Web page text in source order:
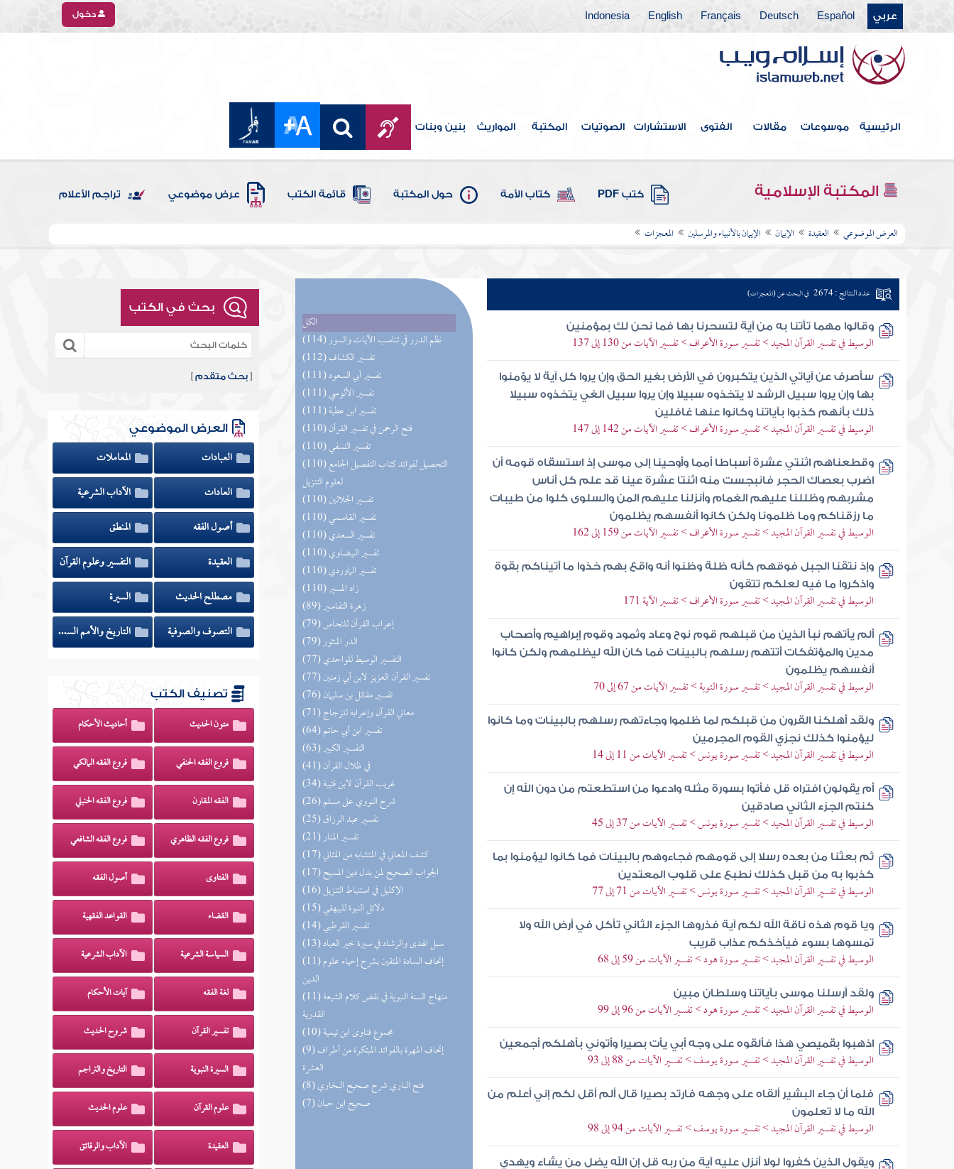
عربي Español
Deutsch
Français
English
Indonesia دخول
الرئيسية موسوعات مقالات الفتوى الاستشارات الصوتيات المكتبة المواريث بنين وبنات
المكتبة الإسلامية كتب PDF كتاب الأمة حول المكتبة قائمة الكتب عرض موضوعي تراجم الأعلام
العرض الموضوعي العقيدة الإيمان الإيمان بالأنبياء والمرسلين المعجزات
الكل
(114) نظم الدرر في تناسب الآيات والسور
(112) تفسير الكشاف
(111) تفسير أبي السعود
(111) تفسير الألوسي
(111) تفسير ابن عطية
(110) فتح الرحمن في تفسير القرآن
(110) تفسير النسفي
(110) التحصيل لفوائد كتاب التفصيل الجامع
لعلوم التنزيل
(110) تفسير الجلالين
(110) تفسير القاسمي
(110) تفسير السعدي
(110) تفسير البيضاوي
(110) تفسير الماوردي
(110) زاد المسير
(89) زهرة التفاسير
(79) إعراب القرآن للنحاس
(79) الدر المنثور
(77) التفسير الوسيط للواحدي
(77) تفسير القرآن العزيز لابن أبي زمنين
(76) تفسير مقاتل بن سليمان
(71) معاني القرآن وإعرابه للزجاج
(64) تفسير ابن أبي حاتم
(63) التفسير الكبير
(41) في ظلال القرآن
(34) غريب القرآن لابن قتيبة
(26) شرح النووي على مسلم
(25) تفسير عبد الرزاق
(21) تفسير المنار
(17) كشف المعاني في المتشابه من المثاني
(17) الجواب الصحيح لمن بدل دين المسيح
(16) الإكليل في استنباط التنزيل
(15) دلائل النبوة للبيهقي
(14) تفسير القرطبي
(13) سبل الهدى والرشاد في سيرة خير العباد
(11) إتحاف السادة المتقين بشرح إحياء علوم
الدين
(11) منهاج السنة النبوية في نقض كلام الشيعة
القدرية
(10) مجموع فتاوى ابن تيمية
(9) إتحاف المهرة بالفوائد المبتكرة من أطراف
العشرة
(8) فتح الباري شرح صحيح البخاري
(7) صحيح ابن حبان
عدد النتائج : 2674 في البحث عن (المعجزات)
وقالوا مهما تأتنا به من آية لتسحرنا بها فما نحن لك بمؤمنين
الوسيط في تفسير القرآن المجيد > تفسير سورة الأعراف > تفسير الآيات من 130 إلى 137
سأصرف عن آياتي الذين يتكبرون في الأرض بغير الحق وإن يروا كل آية لا يؤمنوا
بها وإن يروا سبيل الرشد لا يتخذوه سبيلا وإن يروا سبيل الغي يتخذوه سبيلا
ذلك بأنهم كذبوا بآياتنا وكانوا عنها غافلين
الوسيط في تفسير القرآن المجيد > تفسير سورة الأعراف > تفسير الآيات من 142 إلى 147
وقطعناهم اثنتي عشرة أسباطا أمما وأوحينا إلى موسى إذ استسقاه قومه أن
اضرب بعصاك الحجر فانبجست منه اثنتا عشرة عينا قد علم كل أناس
مشربهم وظللنا عليهم الغمام وأنزلنا عليهم المن والسلوى كلوا من طيبات
ما رزقناكم وما ظلمونا ولكن كانوا أنفسهم يظلمون
الوسيط في تفسير القرآن المجيد > تفسير سورة الأعراف > تفسير الآيات من 159 إلى 162
وإذ نتقنا الجبل فوقهم كأنه ظلة وظنوا أنه واقع بهم خذوا ما آتيناكم بقوة
واذكروا ما فيه لعلكم تتقون
الوسيط في تفسير القرآن المجيد > تفسير سورة الأعراف > تفسير الآية 171
ألم يأتهم نبأ الذين من قبلهم قوم نوح وعاد وثمود وقوم إبراهيم وأصحاب
مدين والمؤتفكات أتتهم رسلهم بالبينات فما كان الله ليظلمهم ولكن كانوا
أنفسهم يظلمون
الوسيط في تفسير القرآن المجيد > تفسير سورة التوبة > تفسير الآيات من 67 إلى 70
ولقد أهلكنا القرون من قبلكم لما ظلموا وجاءتهم رسلهم بالبينات وما كانوا
ليؤمنوا كذلك نجزي القوم المجرمين
الوسيط في تفسير القرآن المجيد > تفسير سورة يونس > تفسير الآيات من 11 إلى 14
أم يقولون افتراه قل فأتوا بسورة مثله وادعوا من استطعتم من دون الله إن
كنتم الجزء الثاني صادقين
الوسيط في تفسير القرآن المجيد > تفسير سورة يونس > تفسير الآيات من 37 إلى 45
ثم بعثنا من بعده رسلا إلى قومهم فجاءوهم بالبينات فما كانوا ليؤمنوا بما
كذبوا به من قبل كذلك نطبع على قلوب المعتدين
الوسيط في تفسير القرآن المجيد > تفسير سورة يونس > تفسير الآيات من 71 إلى 77
ويا قوم هذه ناقة الله لكم آية فذروها الجزء الثاني تأكل في أرض الله ولا
تمسوها بسوء فيأخذكم عذاب قريب
الوسيط في تفسير القرآن المجيد > تفسير سورة هود > تفسير الآيات من 59 إلى 68
ولقد أرسلنا موسى بآياتنا وسلطان مبين
الوسيط في تفسير القرآن المجيد > تفسير سورة هود > تفسير الآيات من 96 إلى 99
اذهبوا بقميصي هذا فألقوه على وجه أبي يأت بصيرا وأتوني بأهلكم أجمعين
الوسيط في تفسير القرآن المجيد > تفسير سورة يوسف > تفسير الآيات من 88 إلى 93
فلما أن جاء البشير ألقاه على وجهه فارتد بصيرا قال ألم أقل لكم إني أعلم من
الله ما لا تعلمون
الوسيط في تفسير القرآن المجيد > تفسير سورة يوسف > تفسير الآيات من 94 إلى 98
ويقول الذين كفروا لولا أنزل عليه آية من ربه قل إن الله يضل من يشاء ويهدي
بحث في الكتب
[بحث متقدم ]
العرض الموضوعي
العبادات
المعاملات
العادات
الآداب الشرعية
أصول الفقه
المنطق
العقيدة
التفسير وعلوم القرآن
مصطلح الحديث
السيرة
التصوف والصوفية
التاريخ والأمم السابقة
تصنيف الكتب
متون الحديث أحاديث الأحكام
فروع الفقه الحنفي فروع الفقه المالكي
الفقه المقارن فروع الفقه الحنبلي
فروع الفقه الظاهري فروع الفقه الشافعي
الفتاوى أصول الفقه
القضاء القواعد الفقهية
السياسة الشرعية الآداب الشرعية
لغة الفقه آيات الأحكام
تفسير القرآن شروح الحديث
السيرة النبوية التاريخ والتراجم
علوم القرآن علوم الحديث
العقيدة الآداب والرقائق